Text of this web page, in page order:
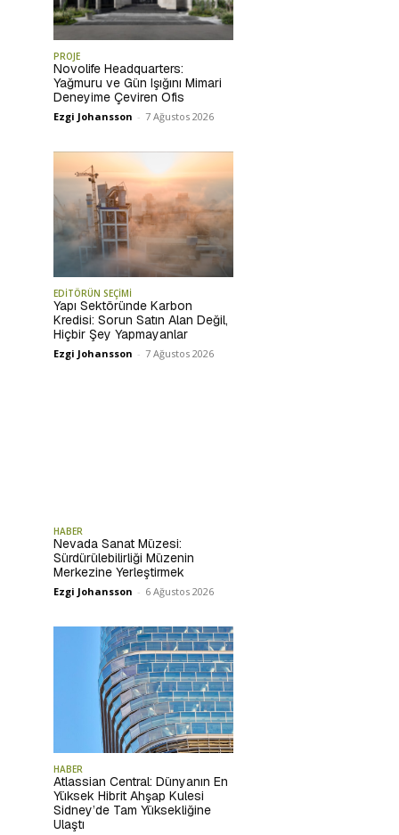
PROJE
Novolife Headquarters:
Yağmuru ve Gün Işığını Mimari
Deneyime Çeviren Ofis
Ezgi Johansson - 7 Ağustos 2026
EDİTÖRÜN SEÇİMİ
Yapı Sektöründe Karbon
Kredisi: Sorun Satın Alan Değil,
Hiçbir Şey Yapmayanlar
Ezgi Johansson - 7 Ağustos 2026
HABER
Nevada Sanat Müzesi:
Sürdürülebilirliği Müzenin
Merkezine Yerleştirmek
Ezgi Johansson - 6 Ağustos 2026
HABER
Atlassian Central: Dünyanın En
Yüksek Hibrit Ahşap Kulesi
Sidney’de Tam Yüksekliğine
Ulaştı